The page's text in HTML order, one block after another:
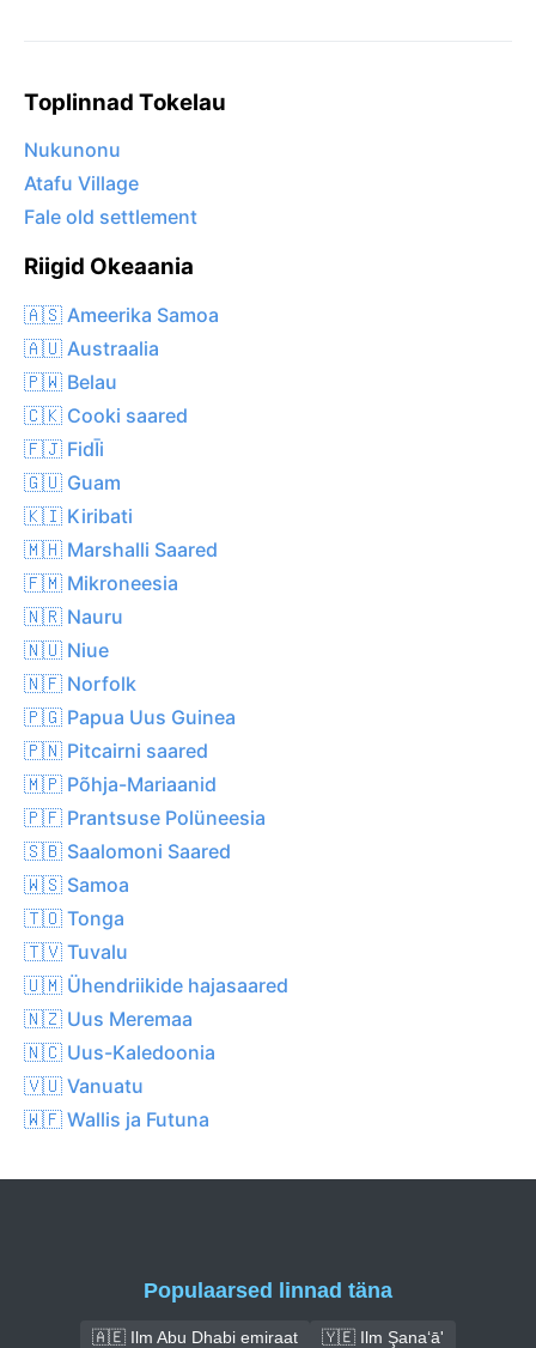
Toplinnad Tokelau
Nukunonu
Atafu Village
Fale old settlement
Riigid Okeaania
🇦🇸 Ameerika Samoa
🇦🇺 Austraalia
🇵🇼 Belau
🇨🇰 Cooki saared
🇫🇯 FidĪi
🇬🇺 Guam
🇰🇮 Kiribati
🇲🇭 Marshalli Saared
🇫🇲 Mikroneesia
🇳🇷 Nauru
🇳🇺 Niue
🇳🇫 Norfolk
🇵🇬 Papua Uus Guinea
🇵🇳 Pitcairni saared
🇲🇵 Põhja-Mariaanid
🇵🇫 Prantsuse Polüneesia
🇸🇧 Saalomoni Saared
🇼🇸 Samoa
🇹🇴 Tonga
🇹🇻 Tuvalu
🇺🇲 Ühendriikide hajasaared
🇳🇿 Uus Meremaa
🇳🇨 Uus-Kaledoonia
🇻🇺 Vanuatu
🇼🇫 Wallis ja Futuna
Populaarsed linnad täna
🇦🇪 Ilm Abu Dhabi emiraat
🇾🇪 Ilm Şana‘ā'